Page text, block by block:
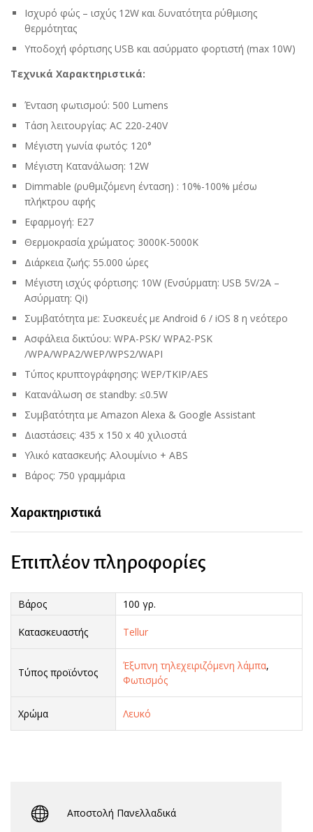
Ισχυρό φώς – ισχύς 12W και δυνατότητα ρύθμισης
θερμότητας
Υποδοχή φόρτισης USB και ασύρματο φορτιστή (max 10W)
Τεχνικά Χαρακτηριστικά:
Ένταση φωτισμού: 500 Lumens
Τάση λειτουργίας: AC 220-240V
Μέγιστη γωνία φωτός: 120°
Μέγιστη Κατανάλωση: 12W
Dimmable (ρυθμιζόμενη ένταση) : 10%-100% μέσω
πλήκτρου αφής
Εφαρμογή: E27
Θερμοκρασία χρώματος: 3000K-5000K
Διάρκεια ζωής: 55.000 ώρες
Μέγιστη ισχύς φόρτισης: 10W (Ενσύρματη: USB 5V/2A –
Ασύρματη: Qi)
Συμβατότητα με: Συσκευές με Android 6 / iOS 8 η νεότερο
Ασφάλεια δικτύου: WPA-PSK/ WPA2-PSK
/WPA/WPA2/WEP/WPS2/WAPI
Τύπος κρυπτογράφησης: WEP/TKIP/AES
Κατανάλωση σε standby: ≤0.5W
Συμβατότητα με Amazon Alexa & Google Assistant
Διαστάσεις: 435 x 150 x 40 χιλιοστά
Υλικό κατασκευής: Αλουμίνιο + ABS
Βάρος: 750 γραμμάρια
Χαρακτηριστικά
Επιπλέον πληροφορίες
Βάρος 100 γρ.
Κατασκευαστής Tellur
Τύπος προϊόντος
Έξυπνη τηλεχειριζόμενη λάμπα,
Φωτισμός
Χρώμα Λευκό
Αποστολή Πανελλαδικά